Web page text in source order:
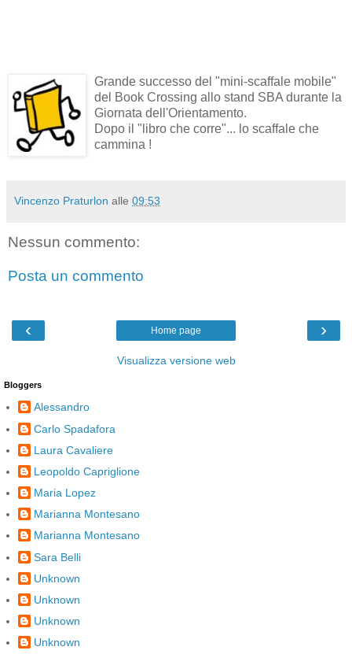
Grande successo del "mini-scaffale mobile"
del Book Crossing allo stand SBA durante la
Giornata dell'Orientamento.
Dopo il "libro che corre"... lo scaffale che
cammina !
Vincenzo Praturlon alle 09:53
Nessun commento:
Posta un commento
‹ ›
Home page
Visualizza versione web
Bloggers
Alessandro
Carlo Spadafora
Laura Cavaliere
Leopoldo Capriglione
Maria Lopez
Marianna Montesano
Marianna Montesano
Sara Belli
Unknown
Unknown
Unknown
Unknown